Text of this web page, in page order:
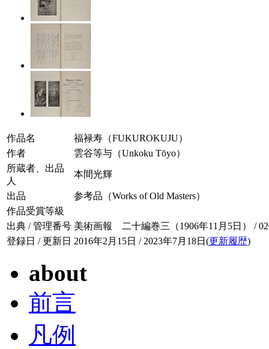
作品名
福禄寿（FUKUROKUJU）
作者
雲谷等与（Unkoku Tōyo）
所蔵者、出品
人
本間光輝
出品
参考品（Works of Old Masters）
作品受賞等級
出典 / 管理番号 美術画報 二十編巻三（1906年11月5日） /
登録日 / 更新日 2016年2月15日 / 2023年7月18日(更新履歴)
about
前言
凡例